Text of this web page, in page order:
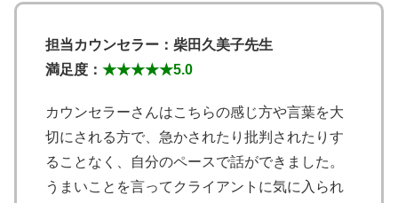
担当カウンセラー：柴田久美子先生
満足度： ★★★★★5.0
カウンセラーさんはこちらの感じ方や言葉を大
切にされる方で、急かされたり批判されたりす
ることなく、自分のペースで話ができました。
うまいことを言ってクライアントに気に入られ